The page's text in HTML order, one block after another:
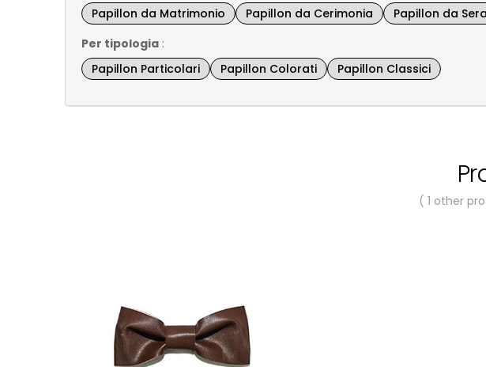
Papillon da Matrimonio
Papillon da Cerimonia
Papillon da
Per tipologia :
Papillon Particolari
Papillon Colorati Papillon Classici
( 1 other